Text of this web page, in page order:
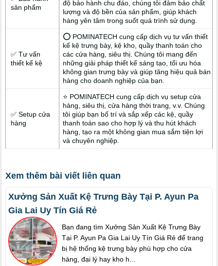
sản phẩm
độ bảo hành chu đáo, chúng tôi đảm bảo chất
lượng và độ bền của sản phẩm, giúp khách
hàng yên tâm trong suốt quá trình sử dụng.
✅ Tư vấn
thiết kế kệ
⭕ POMINATECH cung cấp dịch vụ tư vấn thiết
kế kệ trưng bày, kệ kho, quầy thanh toán cho
các cửa hàng, siêu thị. Chúng tôi mang đến
những giải pháp thiết kế sáng tạo, tối ưu hóa
không gian trưng bày và giúp tăng hiệu quả bán
hàng cho doanh nghiệp của bạn.
✅ Setup cửa
hàng
⭐ POMINATECH cung cấp dịch vụ setup cửa
hàng, siêu thị, cửa hàng thời trang, v.v. Chúng
tôi giúp bạn bố trí và sắp xếp các kệ, quầy
thanh toán sao cho hợp lý và thu hút khách
hàng, tạo ra một không gian mua sắm tiện lợi
và chuyên nghiệp.
Xem thêm bài viết liên quan
Xưởng Sản Xuất Kệ Trưng Bày Tại P. Ayun Pa
Gia Lai Uy Tín Giá Rẻ
Bạn đang tìm Xưởng Sản Xuất Kệ Trưng Bày
Tại P. Ayun Pa Gia Lai Uy Tín Giá Rẻ để trang
bị hệ thống kệ trưng bày phù hợp cho cửa
hàng, đại lý hay kho h...